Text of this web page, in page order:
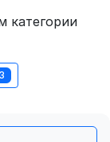
категории
3